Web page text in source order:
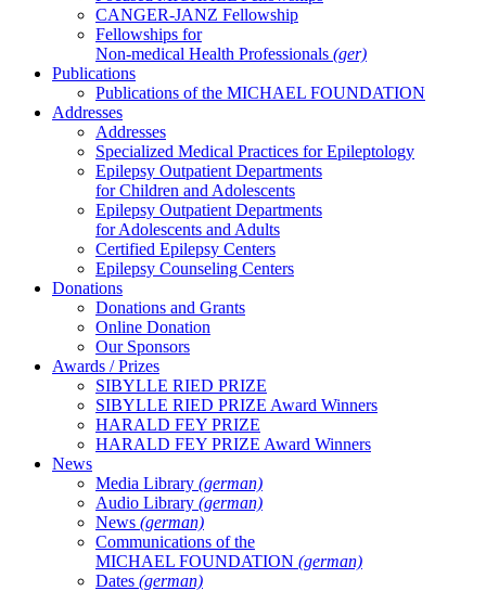
CANGER-JANZ Fellowship
Fellowships for
Non-medical Health Professionals (ger)
Publications
Publications of the MICHAEL FOUNDATION
Addresses
Addresses
Specialized Medical Practices for Epileptology
Epilepsy Outpatient Departments
for Children and Adolescents
Epilepsy Outpatient Departments
for Adolescents and Adults
Certified Epilepsy Centers
Epilepsy Counseling Centers
Donations
Donations and Grants
Online Donation
Our Sponsors
Awards / Prizes
SIBYLLE RIED PRIZE
SIBYLLE RIED PRIZE Award Winners
HARALD FEY PRIZE
HARALD FEY PRIZE Award Winners
News
Media Library (german)
Audio Library (german)
News (german)
Communications of the
MICHAEL FOUNDATION (german)
Dates (german)